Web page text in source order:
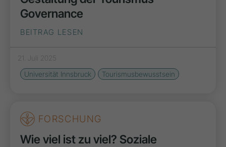
Governance
BEITRAG LESEN
21. Juli 2025
Universität Innsbruck
Tourismusbewusstsein
FORSCHUNG
Wie viel ist zu viel? Soziale